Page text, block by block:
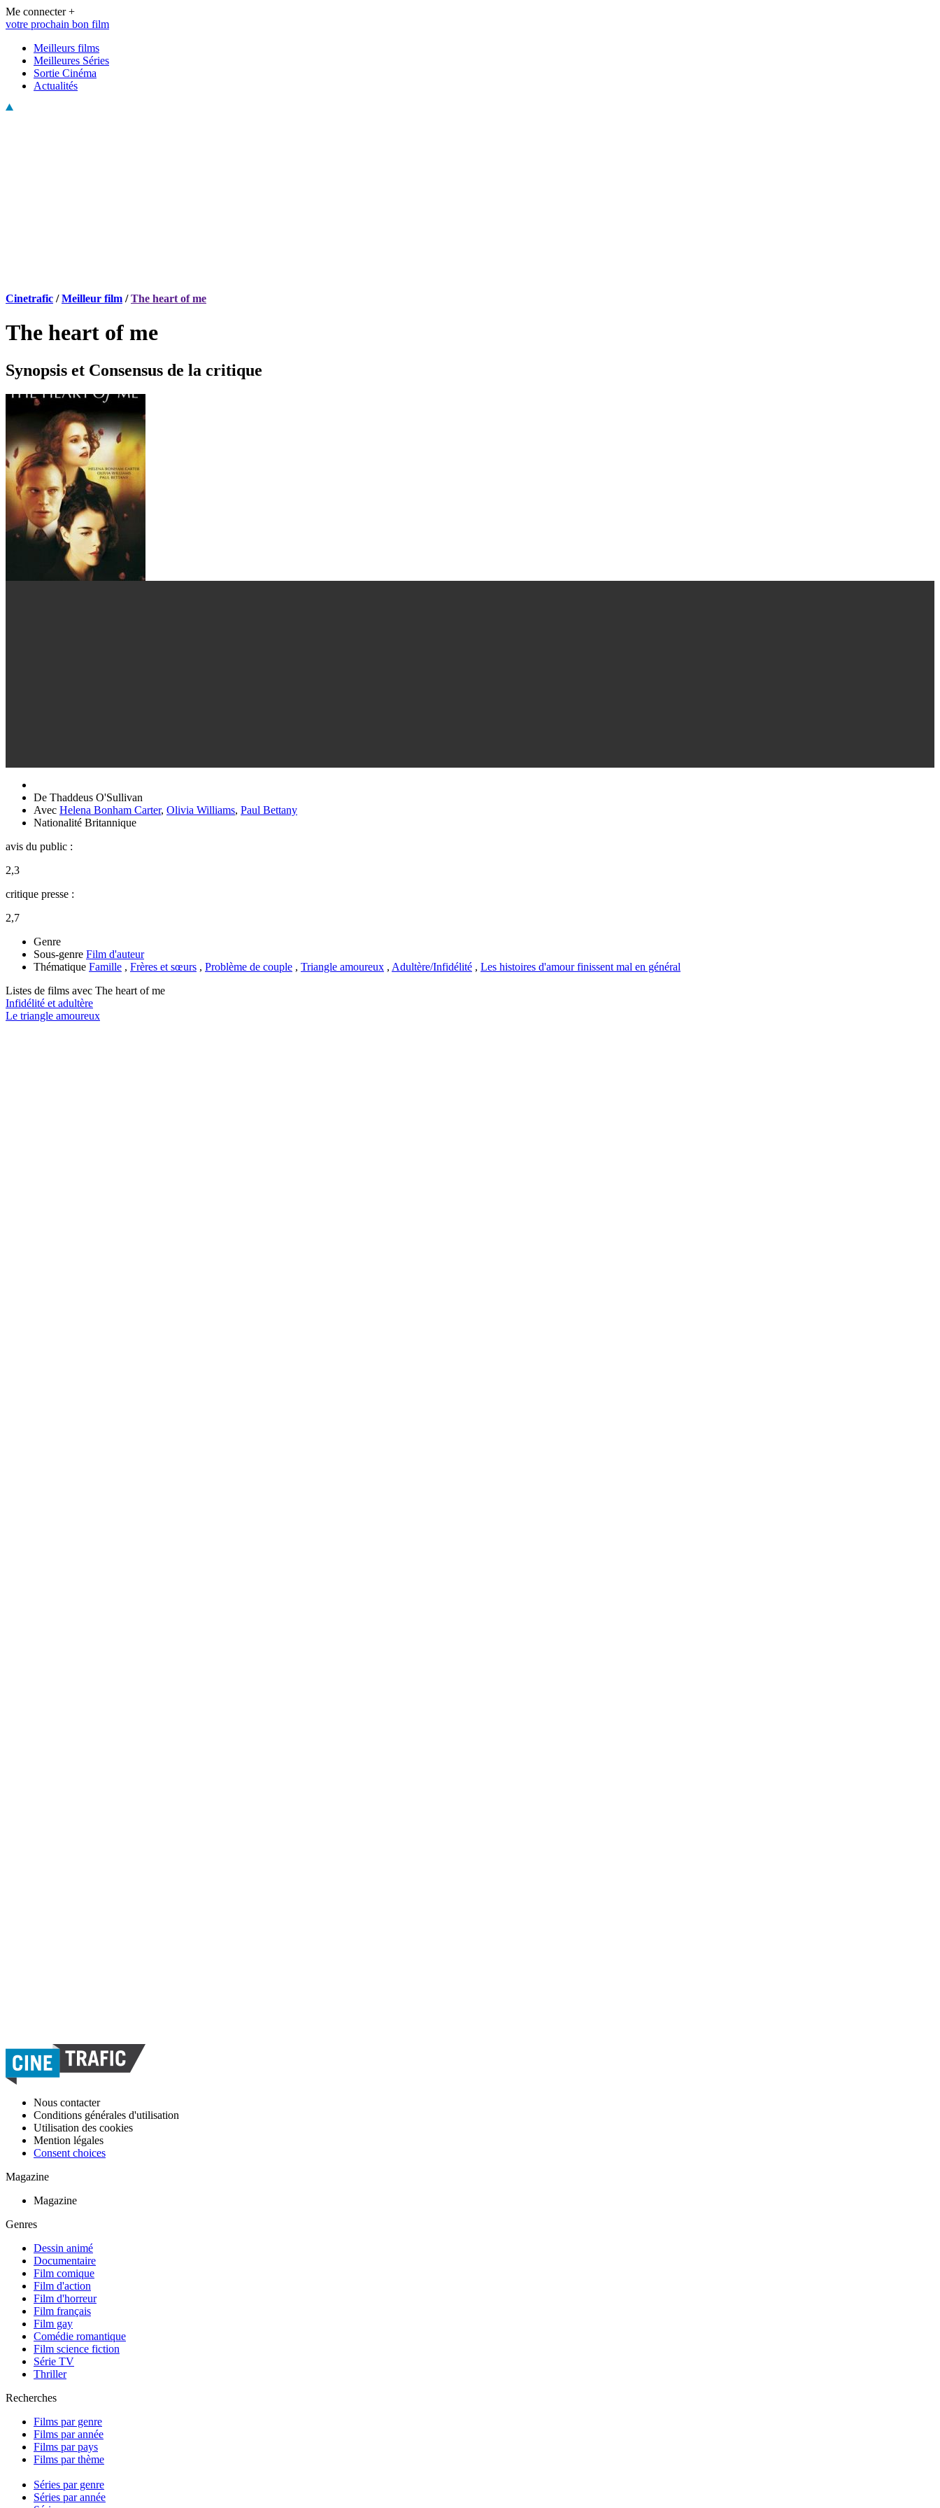
Me connecter +
votre prochain bon film
Meilleurs films
Meilleures Séries
Sortie Cinéma
Actualités
Cinetrafic /Meilleur film /The heart of me
The heart of me
Synopsis et Consensus de la critique
De Thaddeus O'Sullivan
Avec Helena Bonham Carter, Olivia Williams, Paul Bettany
Nationalité Britannique
avis du public :
2,3
critique presse :
2,7
Genre
Sous-genre Film d'auteur
Thématique Famille , Frères et sœurs , Problème de couple , Triangle amoureux , Adultère/Infidélité , Les histoires d'amour finissent mal en général
Listes de films avec The heart of me
Infidélité et adultère
Le triangle amoureux
Nous contacter
Conditions générales d'utilisation
Utilisation des cookies
Mention légales
Consent choices
Magazine
Magazine
Genres
Dessin animé
Documentaire
Film comique
Film d'action
Film d'horreur
Film français
Film gay
Comédie romantique
Film science fiction
Série TV
Thriller
Recherches
Films par genre
Films par année
Films par pays
Films par thème
Séries par genre
Séries par année